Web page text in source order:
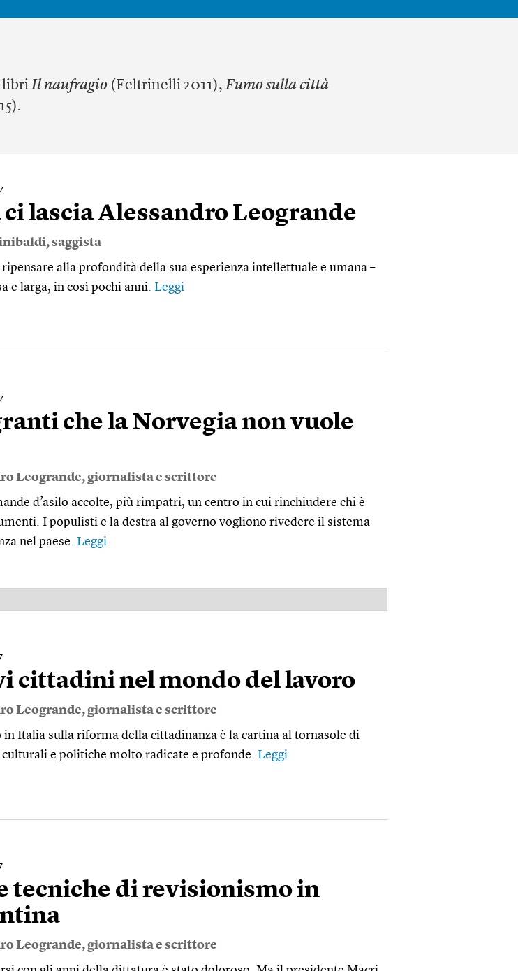
libriIl naufragio (Feltrinelli 2011), Fumo sulla città
.
ci lascia Alessandro Leogrande
, saggista
alla profondità della sua esperienza intellettuale e umana –
e larga, in così pochi anni. Leggi
che la Norvegia non vuole
Leogrande, giornalista e scrittore
d’asilo accolte, più rimpatri, un centro in cui rinchiudere chi è
I populisti e la destra al governo vogliono rivedere il sistema
nel paese. Leggi
cittadini nel mondo del lavoro
Leogrande, giornalista e scrittore
Italia sulla riforma della cittadinanza è la cartina al tornasole di
culturali e politiche molto radicate e profonde. Leggi
tecniche di revisionismo in
Leogrande, giornalista e scrittore